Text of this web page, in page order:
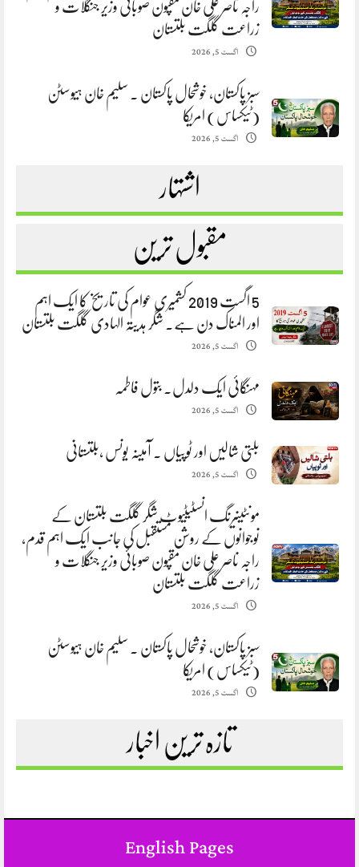
راجہ ناصر علی خان مقپون صوبائی وزیر جنگلات و
زراعت گلگت بلتستان
اگست 5, 2026
سبز پاکستان، خوشحال پاکستان . سلیم خان ہیوسٹن
(ٹیکساس) امریکا
اگست 5, 2026
اشتہار
مقبول ترین
5 اگست 2019 کشمیری عوام کی تاریخ کا ایک اہم
اور المناک دن ہے. شگر ہدیتہ الہادی گلگت بلتستان
اگست 5, 2026
مہنگائی ایک دلدل. بتول فاطمہ
اگست 5, 2026
بلتی شالیں اور ٹوپیاں . آمینہ یونس ،بلتستانی
اگست 5, 2026
مونٹینیرنگ انسٹیٹیوٹ شگر گلگت بلتستان کے
نوجوانوں کے روشن مستقبل کی جانب ایک اہم قدم،
راجہ ناصر علی خان مقپون صوبائی وزیر جنگلات و
زراعت گلگت بلتستان
اگست 5, 2026
سبز پاکستان، خوشحال پاکستان . سلیم خان ہیوسٹن
(ٹیکساس) امریکا
اگست 5, 2026
تازہ ترین اخبار
English Pages